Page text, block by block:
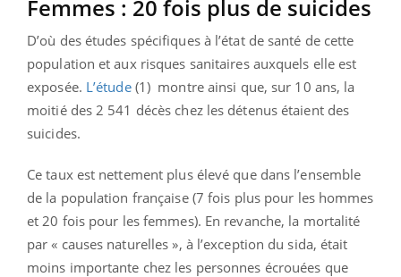
Femmes : 20 fois plus de suicides
D’où des études spécifiques à l’état de santé de cette
population et aux risques sanitaires auxquels elle est
exposée. L’étude(1) montre ainsi que, sur 10 ans, la
moitié des 2 541 décès chez les détenus étaient des
suicides.
Ce taux est nettement plus élevé que dans l’ensemble
de la population française (7 fois plus pour les hommes
et 20 fois pour les femmes). En revanche, la mortalité
par « causes naturelles », à l’exception du sida, était
moins importante chez les personnes écrouées que